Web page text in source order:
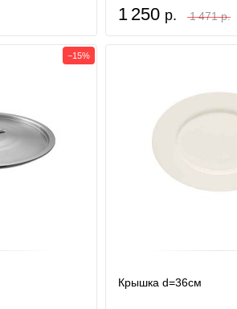
1 250 р. 1 471 р.
−15%
Крышка d=36см